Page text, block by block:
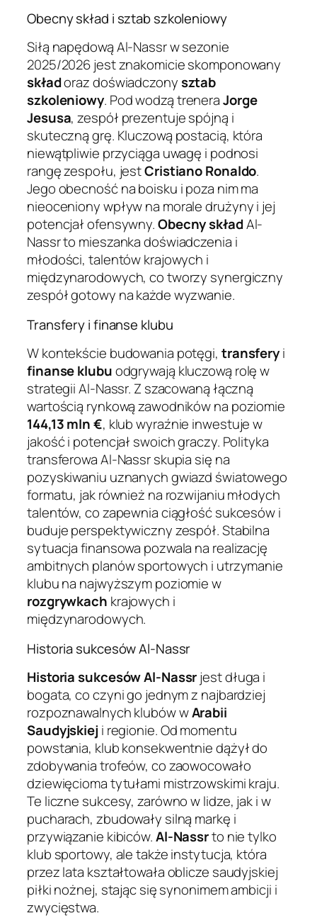
Obecny skład i sztab szkoleniowy
Siłą napędową Al-Nassr w sezonie
2025/2026 jest znakomicie skomponowany
składoraz doświadczonysztab
szkoleniowy. Pod wodzą treneraJorge
Jesusa, zespół prezentuje spójną i
skuteczną grę. Kluczową postacią, która
niewątpliwie przyciąga uwagę i podnosi
rangę zespołu, jestCristiano Ronaldo.
Jego obecność na boisku i poza nim ma
nieoceniony wpływ na morale drużyny i jej
potencjał ofensywny.Obecny składAl-
Nassr to mieszanka doświadczenia i
młodości, talentów krajowych i
międzynarodowych, co tworzy synergiczny
zespół gotowy na każde wyzwanie.
Transfery i finanse klubu
W kontekście budowania potęgi, transferyi
finanse klubuodgrywają kluczową rolę w
strategii Al-Nassr. Z szacowaną łączną
wartością rynkową zawodników na poziomie
144,13 mln €, klub wyraźnie inwestuje w
jakość i potencjał swoich graczy. Polityka
transferowa Al-Nassr skupia się na
pozyskiwaniu uznanych gwiazd światowego
formatu, jak również na rozwijaniu młodych
talentów, co zapewnia ciągłość sukcesów i
buduje perspektywiczny zespół. Stabilna
sytuacja finansowa pozwala na realizację
ambitnych planów sportowych i utrzymanie
klubu na najwyższym poziomie w
rozgrywkach krajowych i
międzynarodowych.
Historia sukcesów Al-Nassr
Historia sukcesów Al-Nassrjest długa i
bogata, co czyni go jednym z najbardziej
rozpoznawalnych klubów wArabii
Saudyjskiej i regionie. Od momentu
powstania, klub konsekwentnie dążył do
zdobywania trofeów, co zaowocowało
dziewięcioma tytułami mistrzowskimi kraju.
Te liczne sukcesy, zarówno w lidze, jak i w
pucharach, zbudowały silną markę i
przywiązanie kibiców.Al-Nassrto nie tylko
klub sportowy, ale także instytucja, która
przez lata kształtowała oblicze saudyjskiej
piłki nożnej, stając się synonimem ambicji i
zwycięstwa.